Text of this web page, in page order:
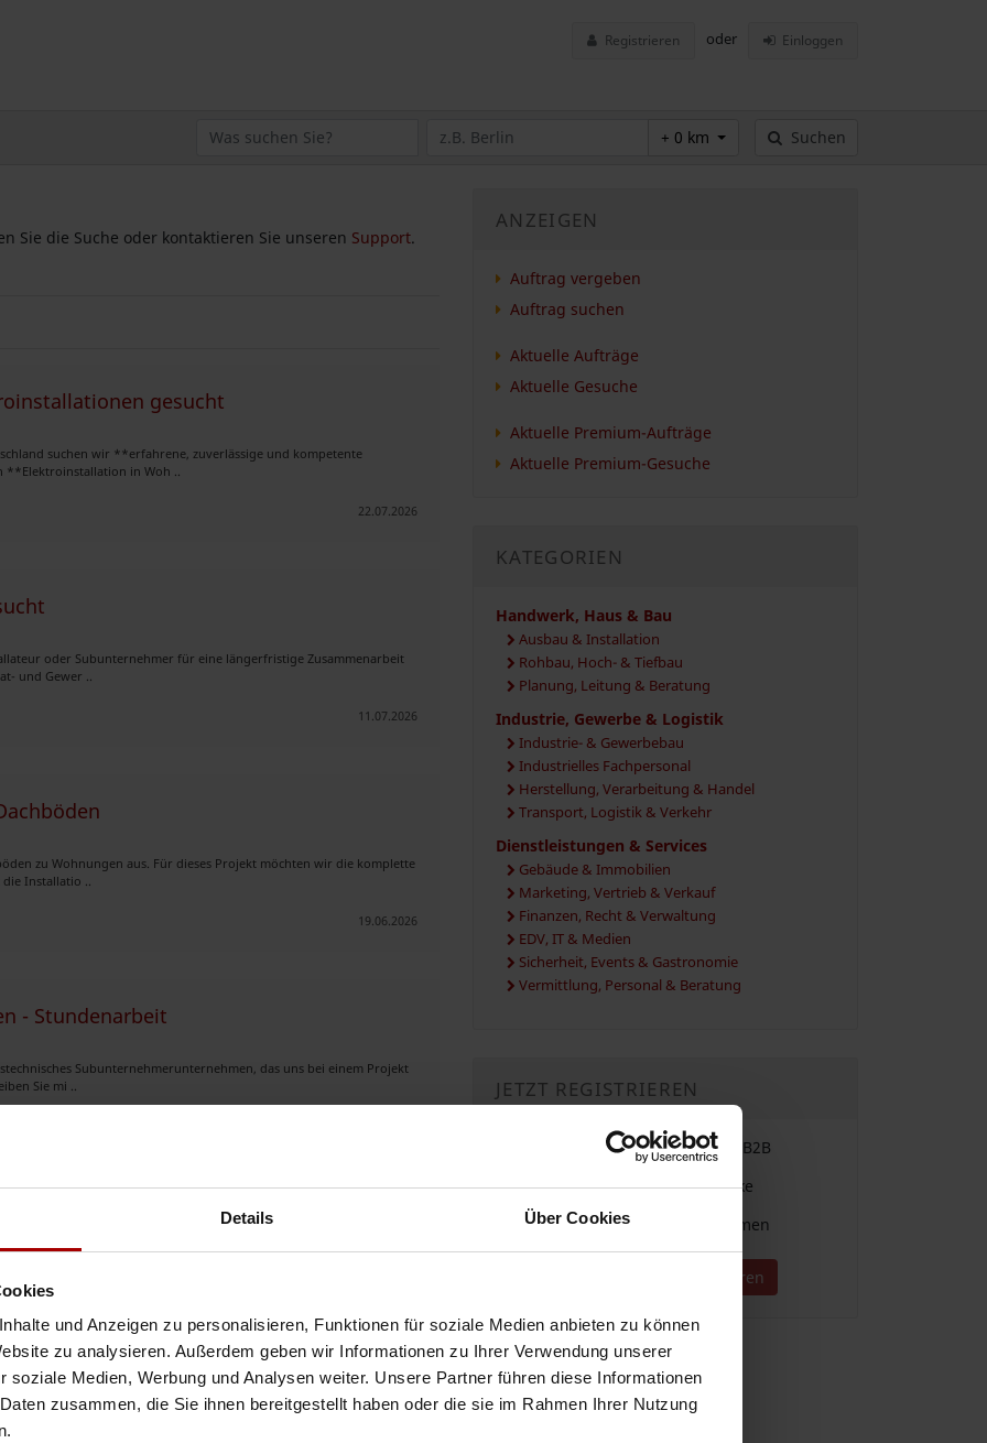
Details Über Cookies
und Anzeigen zu personalisieren, Funktionen für soziale Medien anbieten zu können
zu analysieren. Außerdem geben wir Informationen zu Ihrer Verwendung unserer
soziale Medien, Werbung und Analysen weiter. Unsere Partner führen diese Informationen
zusammen, die Sie ihnen bereitgestellt haben oder die sie im Rahmen Ihrer Nutzung
Registrieren oder Einloggen
+ 0 km Suchen
Sie die Suche oder kontaktieren Sie unseren Support.
gesucht
suchen wir **erfahrene, zuverlässige und kompetente
in Woh ..
22.07.2026
oder Subunternehmer für eine längerfristige Zusammenarbeit
und Gewer ..
11.07.2026
zu Wohnungen aus. Für dieses Projekt möchten wir die komplette
Installatio ..
19.06.2026
- Stundenarbeit
Subunternehmerunternehmen, das uns bei einem Projekt
Sie mi ..
– Aufmaß
das uns Dienstleistungen auf Aufmaßbasis
hier auf der Auftr ..
24.01.2026
ANZEIGEN
Auftrag vergeben
Auftrag suchen
Aktuelle Aufträge
Aktuelle Gesuche
Aktuelle Premium-Aufträge
Aktuelle Premium-Gesuche
KATEGORIEN
Handwerk, Haus & Bau
Ausbau & Installation
Rohbau, Hoch- & Tiefbau
Planung, Leitung & Beratung
Industrie, Gewerbe & Logistik
Industrie- & Gewerbebau
Industrielles Fachpersonal
Herstellung, Verarbeitung & Handel
Transport, Logistik & Verkehr
Dienstleistungen & Services
Gebäude & Immobilien
Marketing, Vertrieb & Verkauf
Finanzen, Recht & Verwaltung
EDV, IT & Medien
Sicherheit, Events & Gastronomie
Vermittlung, Personal & Beratung
JETZT REGISTRIEREN
Einfache Vergabe & Suche im B2B
Für alle Branchen und Gewerke
Direkter Kontakt zu Unternehmen
Jetzt kostenlos registrieren